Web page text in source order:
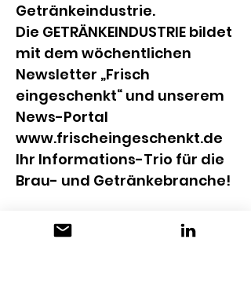
Getränkeindustrie.
Die GETRÄNKEINDUSTRIE bildet
mit dem wöchentlichen
Newsletter „Frisch
eingeschenkt“ und unserem
News-Portal
www.frischeingeschenkt.de
Ihr Informations-Trio für die
Brau- und Getränkebranche!
KONTAKT
Verlag W. Sachon GmbH